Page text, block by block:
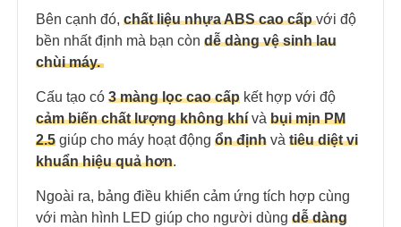
Bên cạnh đó, chất liệu nhựa ABS cao cấp với độ
bền nhất định mà bạn còn dễ dàng vệ sinh lau
chùi máy.
Cấu tạo có 3 màng lọc cao cấp kết hợp với độ
cảm biến chất lượng không khí và bụi mịn PM
2.5 giúp cho máy hoạt động ổn định và tiêu diệt vi
khuẩn hiệu quả hơn.
Ngoài ra, bảng điều khiển cảm ứng tích hợp cùng
với màn hình LED giúp cho người dùng dễ dàng